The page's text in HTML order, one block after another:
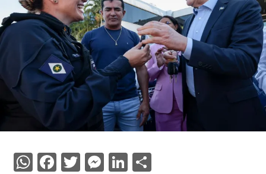
WhatsApp
Facebook
Twitter
Messenger
LinkedIn
Share